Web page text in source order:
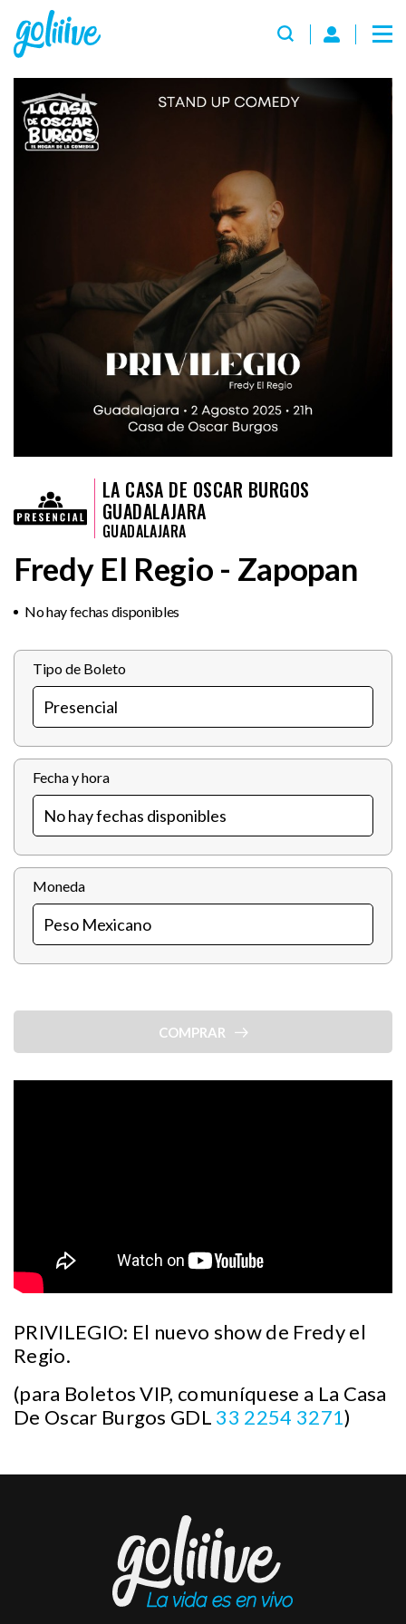
LA CASA DE OSCAR BURGOS
GUADALAJARA
GUADALAJARA
Fredy El Regio - Zapopan
No hay fechas disponibles
Tipo de Boleto
Fecha y hora
Moneda
COMPRAR
PRIVILEGIO: El nuevo show de Fredy el
Regio.
(para Boletos VIP, comuníquese a La Casa
De Oscar Burgos GDL 33 2254 3271)